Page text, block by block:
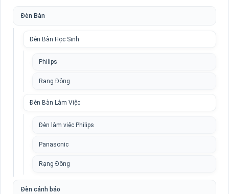
Đèn Bàn
Đèn Bàn Học Sinh
Philips
Rạng Đông
Đèn Bàn Làm Việc
Đèn làm việc Philips
Panasonic
Rạng Đông
Đèn cảnh báo